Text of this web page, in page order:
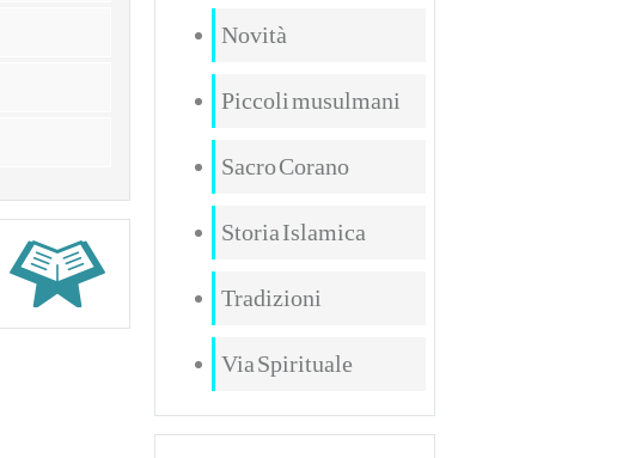
Novità
Piccoli musulmani
Sacro Corano
Storia Islamica
Tradizioni
Via Spirituale